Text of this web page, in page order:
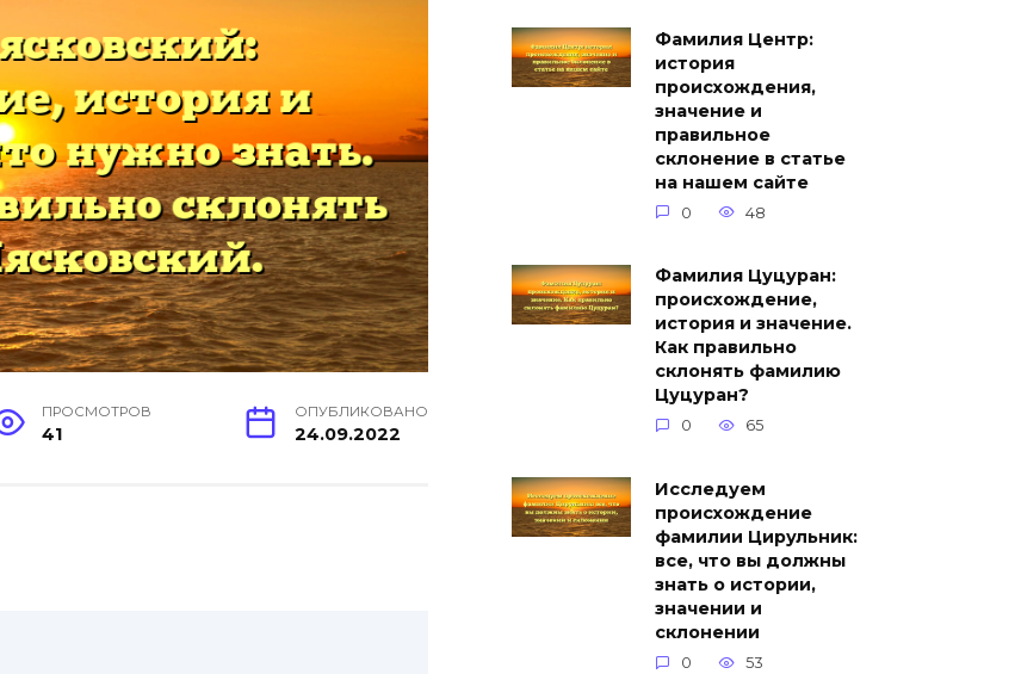
ПРОСМОТРОВ
41
ОПУБЛИКОВАНО
24.09.2022
Фамилия Центр:
история
происхождения,
значение и
правильное
склонение в статье
на нашем сайте
0 48
Фамилия Цуцуран:
происхождение,
история и значение.
Как правильно
склонять фамилию
Цуцуран?
0 65
Исследуем
происхождение
фамилии Цирульник:
все, что вы должны
знать о истории,
значении и
склонении
0 53